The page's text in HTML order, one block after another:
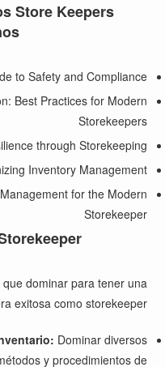
Store Keepers
to Safety and Compliance
Best Practices for Modern
Storekeepers
through Storekeeping
Inventory Management
for the Modern
Storekeeper
dominar para tener una
exitosa como storekeeper:
Dominar diversos
y procedimientos de